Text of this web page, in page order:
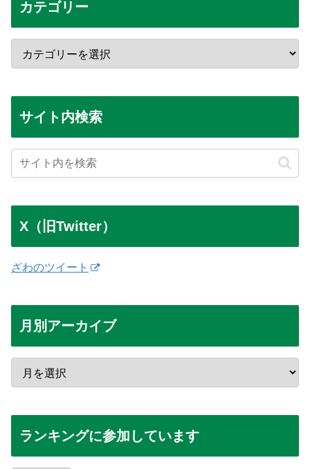
カテゴリー
サイト内検索
X（旧Twitter）
ざわのツイート
月別アーカイブ
ランキングに参加しています